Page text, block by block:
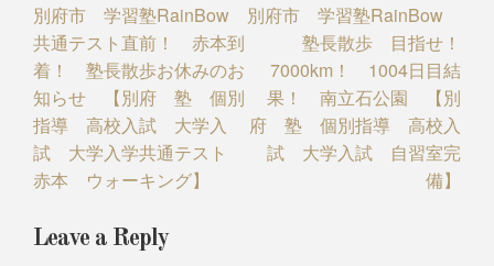
Post
navigation
別府市 学習塾RainBow
共通テスト直前！ 赤本到
着！ 塾長散歩お休みのお
知らせ 【別府 塾 個別
指導 高校入試 大学入
試 大学入学共通テスト
赤本 ウォーキング】
別府市 学習塾RainBow
塾長散歩 目指せ！
7000km！ 1004日目結
果！ 南立石公園 【別
府 塾 個別指導 高校入
試 大学入試 自習室完
備】
Leave a Reply